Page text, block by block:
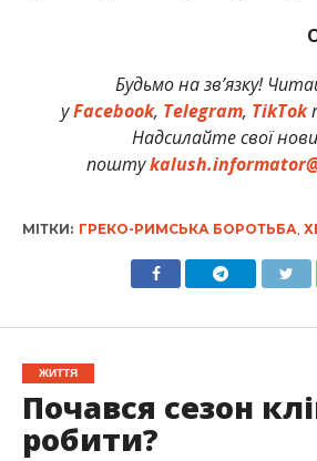
Будьмо на зв’язку!
уFacebook, Telegram, TikTok
Надсилайте свої
пошту
МІТКИ: ГРЕКО-РИМСЬКА БОРОТЬБА
ЖИТТЯ
Почався сезон
робити?